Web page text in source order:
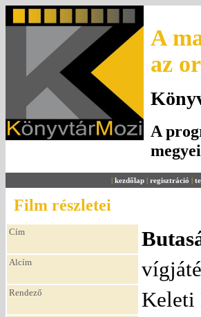
A
az
A
| kezdőlap | regisztráció |
Film részletei
Cím
Alcím
Rendező Keleti